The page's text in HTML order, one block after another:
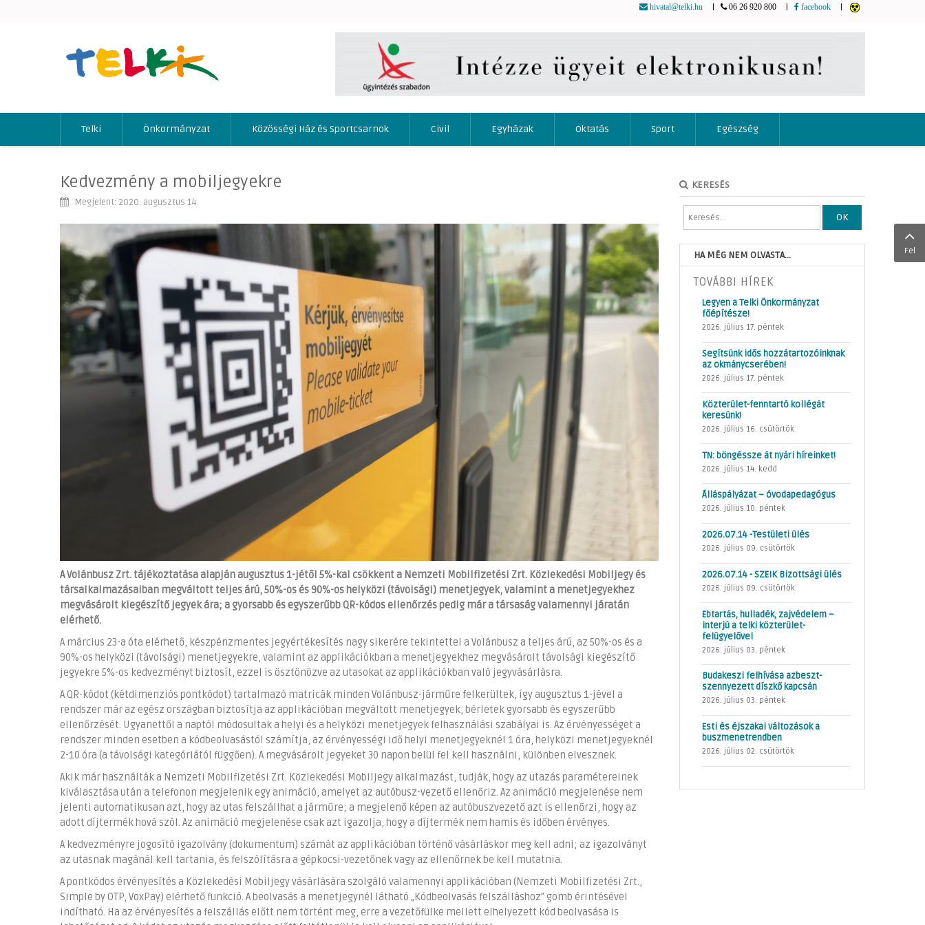
hivatal@telki.hu 06 26 920 800 facebook
Telki Önkormányzat Közösségi Ház és Sportcsarnok Civil Egyházak Oktatás Sport Egészség
Kedvezmény a mobiljegyekre
Megjelent: 2020. augusztus 14.
A Volánbusz Zrt. tájékoztatása alapján augusztus 1-jétől 5%-kal csökkent a Nemzeti Mobilfizetési Zrt. Közlekedési Mobiljegy és
társalkalmazásaiban megváltott teljes árú, 50%-os és 90%-os helyközi (távolsági) menetjegyek, valamint a menetjegyekhez
megvásárolt kiegészítő jegyek ára; a gyorsabb és egyszerűbb QR-kódos ellenőrzés pedig már a társaság valamennyi járatán
elérhető.
A március 23-a óta elérhető, készpénzmentes jegyértékesítés nagy sikerére tekintettel a Volánbusz a teljes árú, az 50%-os és a
90%-os helyközi (távolsági) menetjegyekre, valamint az applikációkban a menetjegyekhez megvásárolt távolsági kiegészítő
jegyekre 5%-os kedvezményt biztosít, ezzel is ösztönözve az utasokat az applikációkban való jegyvásárlásra.
A QR-kódot (kétdimenziós pontkódot) tartalmazó matricák minden Volánbusz-járműre felkerültek, így augusztus 1-jével a
rendszer már az egész országban biztosítja az applikációban megváltott menetjegyek, bérletek gyorsabb és egyszerűbb
ellenőrzését. Ugyanettől a naptól módosultak a helyi és a helyközi menetjegyek felhasználási szabályai is. Az érvényességet a
rendszer minden esetben a kódbeolvasástól számítja, az érvényességi idő helyi menetjegyeknél 1 óra, helyközi menetjegyeknél
2-10 óra (a távolsági kategóriától függően). A megvásárolt jegyeket 30 napon belül fel kell használni, különben elvesznek.
Akik már használták a Nemzeti Mobilfizetési Zrt. Közlekedési Mobiljegy alkalmazást, tudják, hogy az utazás paramétereinek
kiválasztása után a telefonon megjelenik egy animáció, amelyet az autóbusz-vezető ellenőriz. Az animáció megjelenése nem
jelenti automatikusan azt, hogy az utas felszállhat a járműre; a megjelenő képen az autóbuszvezető azt is ellenőrzi, hogy az
adott díjtermék hová szól. Az animáció megjelenése csak azt igazolja, hogy a díjtermék nem hamis és időben érvényes.
A kedvezményre jogosító igazolvány (dokumentum) számát az applikációban történő vásárláskor meg kell adni; az igazolványt
az utasnak magánál kell tartania, és felszólításra a gépkocsi-vezetőnek vagy az ellenőrnek be kell mutatnia.
A pontkódos érvényesítés a Közlekedési Mobiljegy vásárlására szolgáló valamennyi applikációban (Nemzeti Mobilfizetési Zrt.,
Simple by OTP, VoxPay) elérhető funkció. A beolvasás a menetjegynél látható „Kódbeolvasás felszálláshoz” gomb érintésével
indítható. Ha az érvényesítés a felszállás előtt nem történt meg, erre a vezetőfülke mellett elhelyezett kód beolvasása is
KERESÉS
OK
HA MÉG NEM OLVASTA...
TOVÁBBI HÍREK
Legyen a Telki Önkormányzat
főépítésze!
2026. július 17. péntek
Segítsünk idős hozzátartozóinknak
az okmánycserében!
2026. július 17. péntek
Közterület-fenntartó kollégát
keresünk!
2026. július 16. csütörtök
TN: böngéssze át nyári híreinket!
2026. július 14. kedd
Álláspályázat – óvodapedagógus
2026. július 10. péntek
2026.07.14 -Testületi ülés
2026. július 09. csütörtök
2026.07.14 - SZEIK Bizottsági ülés
2026. július 09. csütörtök
Ebtartás, hulladék, zajvédelem –
interjú a telki közterület-
felügyelővel
2026. július 03. péntek
Budakeszi felhívása azbeszt-
szennyezett díszkő kapcsán
2026. július 03. péntek
Esti és éjszakai változások a
buszmenetrendben
2026. július 02. csütörtök
Fel